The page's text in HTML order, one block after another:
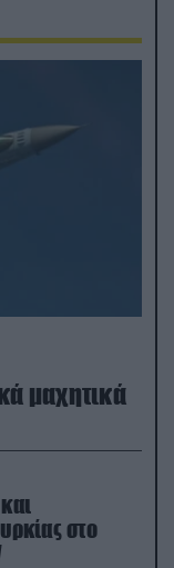
μαχητικά
στο